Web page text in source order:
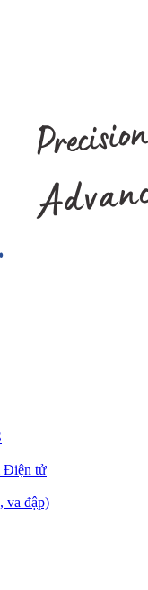
Điện tử
va đập)